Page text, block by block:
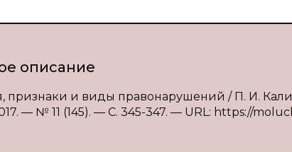
описание
признаки и виды правонарушений / П. И.
— № 11 (145). — С. 345-347. — URL: https://